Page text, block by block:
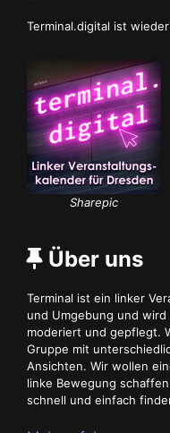
Terminal.digital ist
Sharepic
Über uns
Terminal ist ein linker
und Umgebung und
moderiert und gepflegt.
Gruppe mit
Ansichten. Wir wollen
linke Bewegung
schnell und einfach